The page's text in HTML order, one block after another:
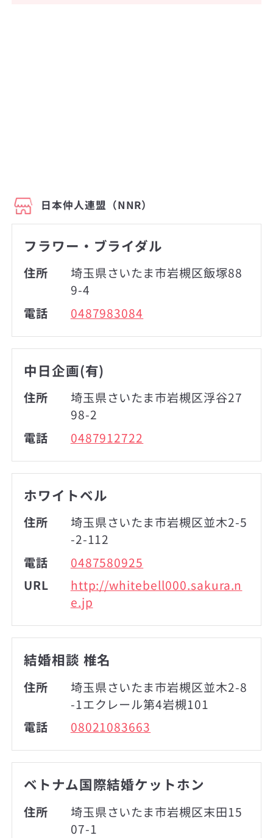
日本仲人連盟（NNR）
フラワー・ブライダル
住所
埼玉県さいたま市岩槻区飯塚88
9-4
電話
0487983084
中日企画(有)
住所
埼玉県さいたま市岩槻区浮谷27
98-2
電話
0487912722
ホワイトベル
住所
埼玉県さいたま市岩槻区並木2-5
-2-112
電話
0487580925
URL
http://whitebell000.sakura.n
e.jp
結婚相談 椎名
住所
埼玉県さいたま市岩槻区並木2-8
-1エクレール第4岩槻101
電話
08021083663
ベトナム国際結婚ケットホン
住所
埼玉県さいたま市岩槻区末田15
07-1